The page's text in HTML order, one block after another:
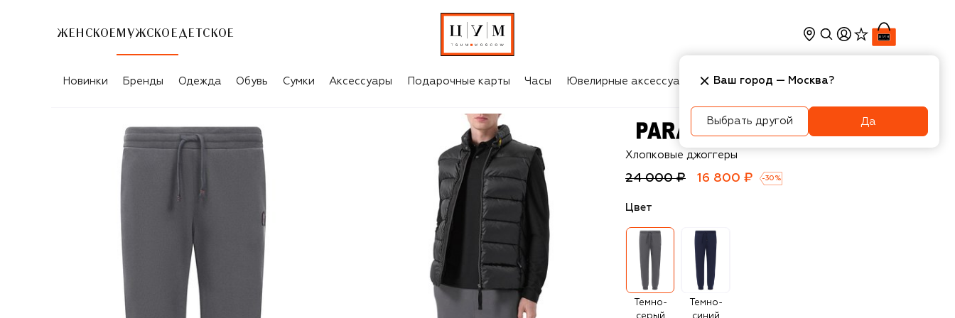
ЖЕНСКОЕ МУЖСКОЕ ДЕТСКОЕ
Новинки Бренды Одежда Обувь Сумки Аксессуары Подарочные карты Часы Ювелирные аксессуары Косметика Интерьер
Parajumpers
Хлопковые джоггеры
24 000 ₽ 16 800 ₽ -30 %
Цвет
Темно-
Темно-
Ваш город — Москва?
Выбрать другой Да